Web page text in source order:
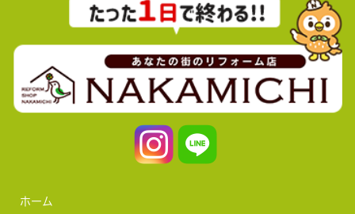
ホーム